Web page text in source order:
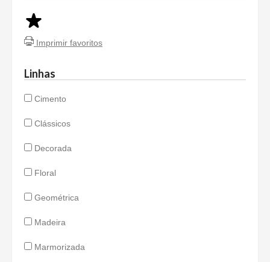
Imprimir favoritos
Linhas
Cimento
Clássicos
Decorada
Floral
Geométrica
Madeira
Marmorizada